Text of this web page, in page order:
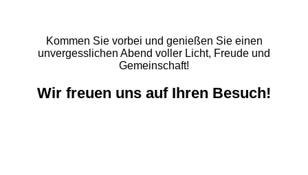
Kommen Sie vorbei und genießen Sie einen
unvergesslichen Abend voller Licht, Freude und
Gemeinschaft!
Wir freuen uns auf Ihren Besuch!